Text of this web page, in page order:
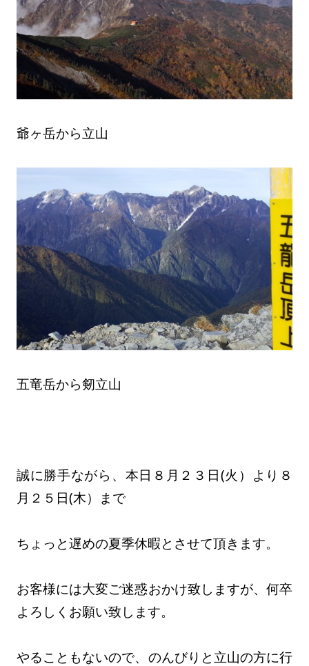
爺ヶ岳から立山
五竜岳から剱立山
誠に勝手ながら、本日８月２３日(火）より８
月２５日(木）まで
ちょっと遅めの夏季休暇とさせて頂きます。
お客様には大変ご迷惑おかけ致しますが、何卒
よろしくお願い致します。
やることもないので、のんびりと立山の方に行